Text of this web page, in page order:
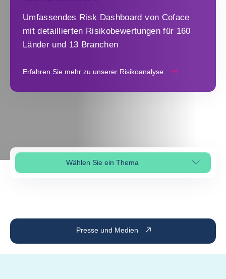
Umfassendes Risk Dashboard von Coface
mit detaillierten Risikobewertungen für 160
Länder und 13 Branchen
Erfahren Sie mehr zu unserer Risikoanalyse
Wählen Sie ein ThemaSeitenabschnitt auswählen
Presse und Medien